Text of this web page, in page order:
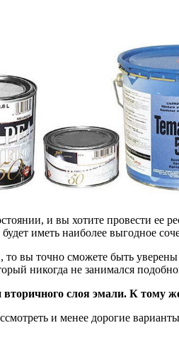
и вы хотите провести
иметь наиболее выгодное
то вы точно сможете быть
никогда не занимался
слоя эмали. К тому
и менее дорогие